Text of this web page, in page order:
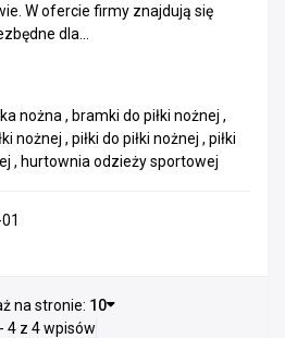
W ofercie firmy znajdują się
dla...
nożna , bramki do piłki nożnej ,
nożnej , piłki do piłki nożnej , piłki
, hurtownia odzieży sportowej
na stronie: 10
4 z 4 wpisów